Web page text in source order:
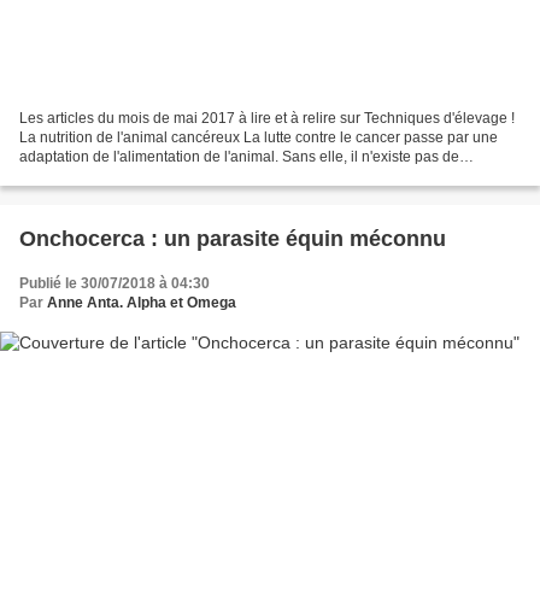
Les articles du mois de mai 2017 à lire et à relire sur Techniques d'élevage !
La nutrition de l'animal cancéreux La lutte contre le cancer passe par une
adaptation de l'alimentation de l'animal. Sans elle, il n'existe pas de
Onchocerca : un parasite équin méconnu
Publié le 30/07/2018 à 04:30
Par Anne Anta. Alpha et Omega